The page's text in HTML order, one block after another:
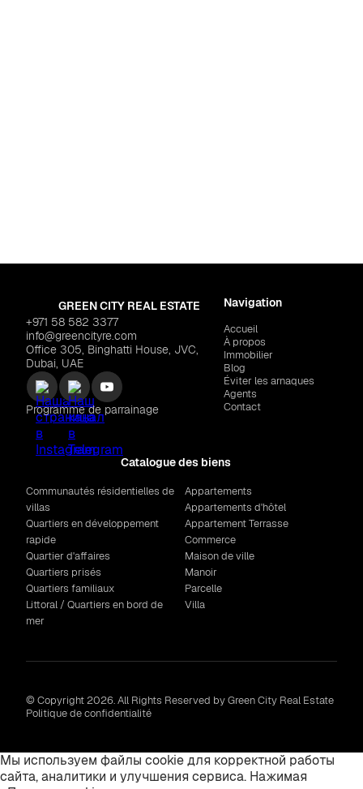
GREEN CITY REAL ESTATE
+971 58 582 3377
info@greencityre.com
Office 305, Binghatti House, JVC,
Dubai, UAE
Programme de parrainage
Navigation
Accueil
À propos
Immobilier
Blog
Éviter les arnaques
Agents
Contact
Catalogue des biens
Communautés résidentielles de
villas
Quartiers en développement
rapide
Quartier d'affaires
Quartiers prisés
Quartiers familiaux
Littoral / Quartiers en bord de
mer
Appartements
Appartements d'hôtel
Appartement Terrasse
Commerce
Maison de ville
Manoir
Parcelle
Villa
© Copyright 2026. All Rights Reserved by Green City Real Estate
Politique de confidentialité
Мы используем файлы cookie для корректной работы
сайта, аналитики и улучшения сервиса. Нажимая